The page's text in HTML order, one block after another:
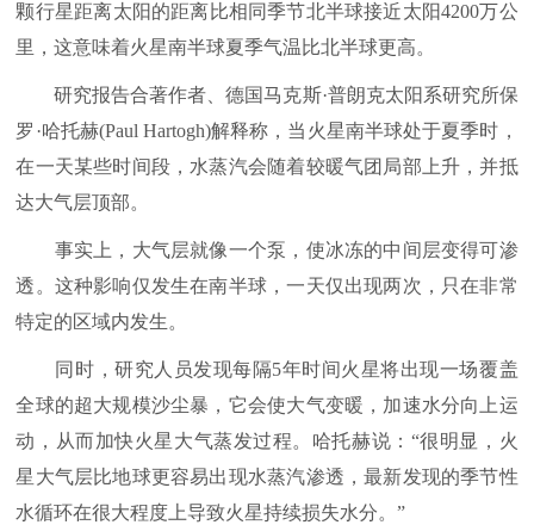
颗行星距离太阳的距离比相同季节北半球接近太阳4200万公
里，这意味着火星南半球夏季气温比北半球更高。
研究报告合著作者、德国马克斯·普朗克太阳系研究所保
罗·哈托赫(Paul Hartogh)解释称，当火星南半球处于夏季时，
在一天某些时间段，水蒸汽会随着较暖气团局部上升，并抵
达大气层顶部。
事实上，大气层就像一个泵，使冰冻的中间层变得可渗
透。这种影响仅发生在南半球，一天仅出现两次，只在非常
特定的区域内发生。
同时，研究人员发现每隔5年时间火星将出现一场覆盖
全球的超大规模沙尘暴，它会使大气变暖，加速水分向上运
动，从而加快火星大气蒸发过程。哈托赫说：“很明显，火
星大气层比地球更容易出现水蒸汽渗透，最新发现的季节性
水循环在很大程度上导致火星持续损失水分。”